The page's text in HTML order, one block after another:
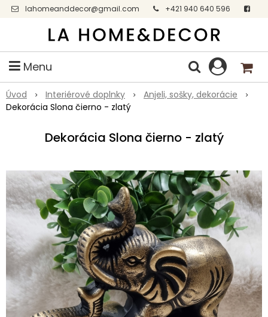
lahomeanddecor@gmail.com
+421 940 640 596
Facebook
Menu
Úvod Interiérové doplnky
Anjeli, sošky, dekorácie
Dekorácia Slona čierno - zlatý
Dekorácia Slona čierno - zlatý